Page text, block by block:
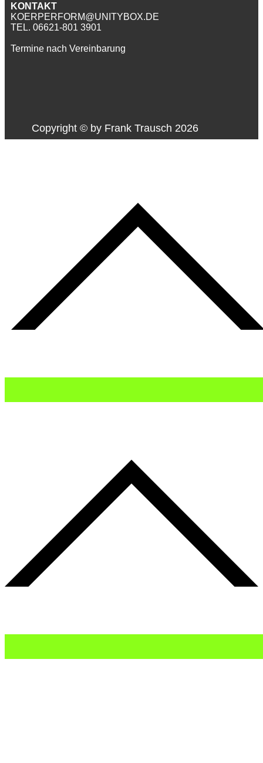
KONTAKT
KOERPERFORM@UNITYBOX.DE
TEL. 06621-801 3901
Termine nach Vereinbarung
Copyright © by ​Frank Trausch 2026